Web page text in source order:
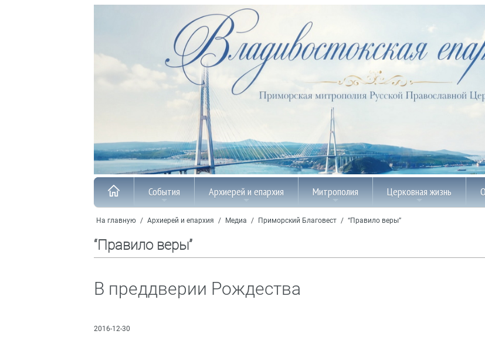
События Архиерей и епархия Митрополия Церковная жизнь
На главную / Архиерей и епархия / Медиа / Приморский Благовест / “Правило веры”
“Правило веры”
В преддверии Рождества
2016-12-30